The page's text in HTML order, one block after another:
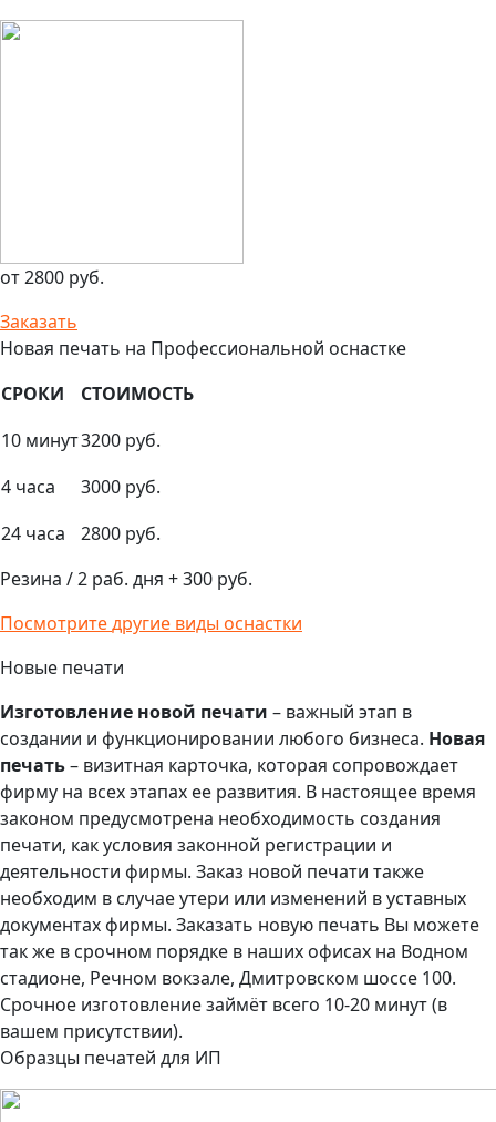
от 2800 руб.
Заказать
Новая печать на Профессиональной оснастке
СРОКИ
СТОИМОСТЬ
10 минут3200 руб.
4 часа
3000 руб.
24 часа
2800 руб.
Резина / 2 раб. дня + 300 руб.
Посмотритедругие виды оснастки
Новые печати
Изготовление новой печати – важный этап в
создании и функционировании любого бизнеса. Новая
печать– визитная карточка, которая сопровождает
фирму на всех этапах ее развития. В настоящее время
законом предусмотрена необходимость создания
печати, как условия законной регистрации и
деятельности фирмы. Заказ новой печати также
необходим в случае утери или изменений в уставных
документах фирмы. Заказать новую печать Вы можете
так же в срочном порядке в наших офисах на Водном
стадионе, Речном вокзале, Дмитровском шоссе 100.
Срочное изготовление займёт всего 10-20 минут (в
вашем присутствии).
Образцы печатей для ИП